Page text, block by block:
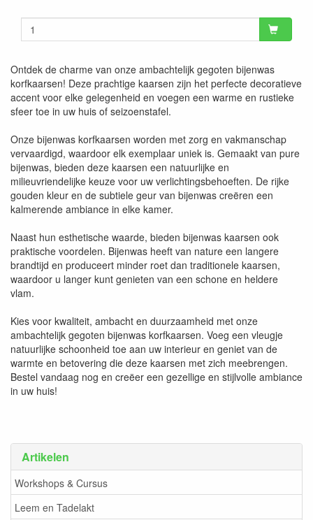
Artikelen
Workshops & Cursus
Leem en Tadelakt
Ontdek de charme van onze ambachtelijk gegoten bijenwas
korfkaarsen! Deze prachtige kaarsen zijn het perfecte decoratieve
accent voor elke gelegenheid en voegen een warme en rustieke
sfeer toe in uw huis of seizoenstafel.
Onze bijenwas korfkaarsen worden met zorg en vakmanschap
vervaardigd, waardoor elk exemplaar uniek is. Gemaakt van pure
bijenwas, bieden deze kaarsen een natuurlijke en
milieuvriendelijke keuze voor uw verlichtingsbehoeften. De rijke
gouden kleur en de subtiele geur van bijenwas creëren een
kalmerende ambiance in elke kamer.
Naast hun esthetische waarde, bieden bijenwas kaarsen ook
praktische voordelen. Bijenwas heeft van nature een langere
brandtijd en produceert minder roet dan traditionele kaarsen,
waardoor u langer kunt genieten van een schone en heldere
vlam.
Kies voor kwaliteit, ambacht en duurzaamheid met onze
ambachtelijk gegoten bijenwas korfkaarsen. Voeg een vleugje
natuurlijke schoonheid toe aan uw interieur en geniet van de
warmte en betovering die deze kaarsen met zich meebrengen.
Bestel vandaag nog en creëer een gezellige en stijlvolle ambiance
in uw huis!